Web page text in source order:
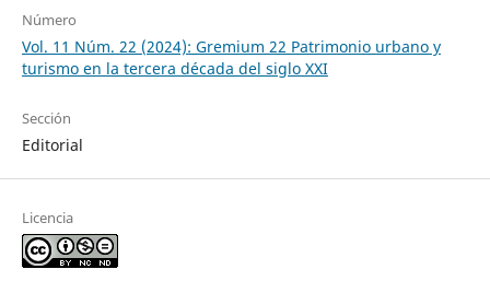
Número
Vol. 11 Núm. 22 (2024): Gremium 22 Patrimonio urbano y
turismo en la tercera década del siglo XXI
Sección
Editorial
Licencia